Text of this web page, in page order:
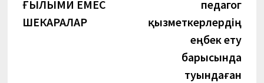
ҒЫЛЫМИ ЕМЕС
ШЕКАРАЛАР
педагог
қызметкерлердің
еңбек ету
барысында
туындаған